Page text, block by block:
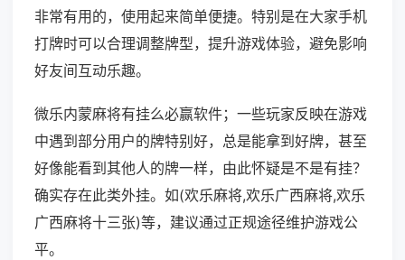
非常有用的，使用起来简单便捷。特别是在大家手机
打牌时可以合理调整牌型，提升游戏体验，避免影响
好友间互动乐趣。
微乐内蒙麻将有挂么必赢软件；一些玩家反映在游戏
中遇到部分用户的牌特别好，总是能拿到好牌，甚至
好像能看到其他人的牌一样，由此怀疑是不是有挂？
确实存在此类外挂。如(欢乐麻将,欢乐广西麻将,欢乐
广西麻将十三张)等，建议通过正规途径维护游戏公
平。